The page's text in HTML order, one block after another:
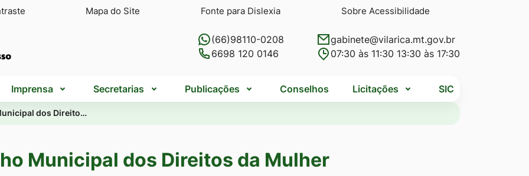
Mapa do Site Fonte para Dislexia Sobre Acessibilidade
(66)98110-0208
6698 120 0146
gabinete@vilarica.mt.gov.br
07:30 às 11:30 13:30 às 17:30
Imprensa Secretarias Publicações Conselhos Licitações SIC
dos Direito…
Municipal dos Direitos da Mulher